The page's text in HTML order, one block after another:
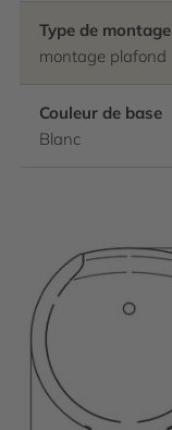
Type de montage
montage plafond
Couleur de base
Blanc